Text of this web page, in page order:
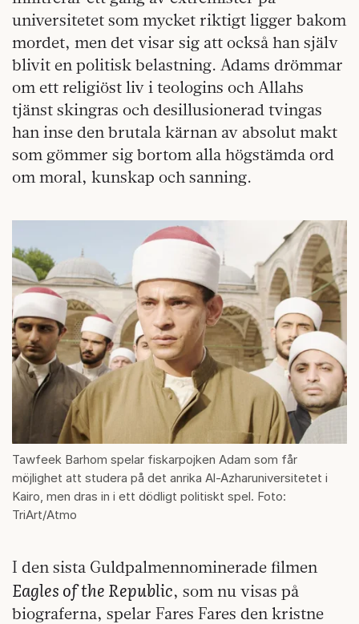
universitetet som mycket riktigt ligger bakom
mordet, men det visar sig att också han själv
blivit en politisk belastning. Adams drömmar
om ett religiöst liv i teologins och Allahs
tjänst skingras och desillusionerad tvingas
han inse den brutala kärnan av absolut makt
som gömmer sig bortom alla högstämda ord
om moral, kunskap och sanning.
Tawfeek Barhom spelar fiskarpojken Adam som får
möjlighet att studera på det anrika Al-Azharuniversitetet i
Kairo, men dras in i ett dödligt politiskt spel. Foto:
TriArt/Atmo
I den sista Guldpalmennominerade filmen
Eagles of the Republic, som nu visas på
biograferna, spelar Fares Fares den kristne